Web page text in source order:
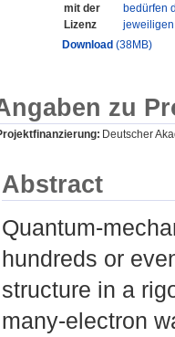
mit der
Lizenz
bedürfen
Download (38MB)
zu
Deutscher
Abstract
Quantum-
hundreds or
structure in a
many-electron